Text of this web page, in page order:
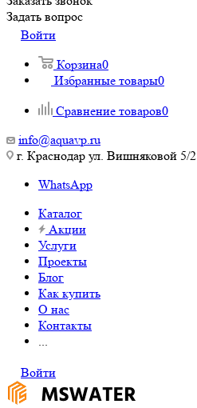
Задать вопрос
Войти
Корзина0
Избранные товары0
Сравнение товаров0
info@aquavp.ru
г. Краснодар ул. Вишняковой 5/2
WhatsApp
Каталог
Акции
Услуги
Проекты
Блог
Как купить
О нас
Контакты
...
Войти